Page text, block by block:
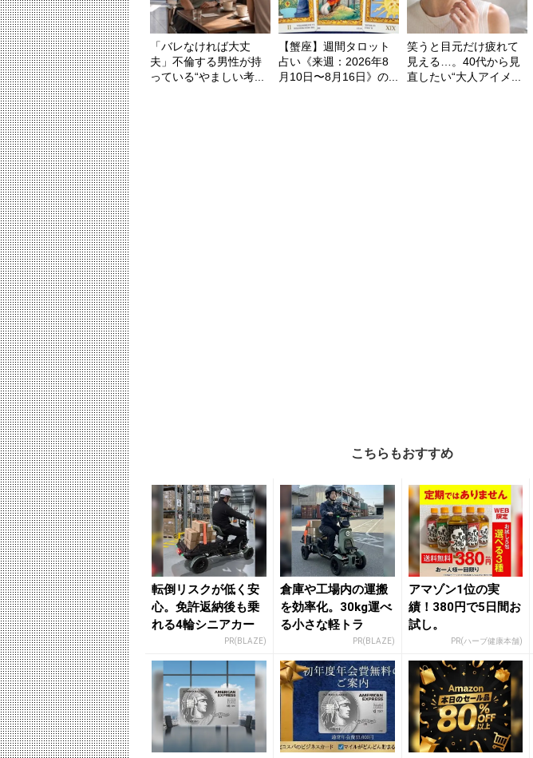
「バレなければ大丈
夫」不倫する男性が持
っている“やましい考...
【蟹座】週間タロット
占い《来週：2026年8
月10日〜8月16日》の...
笑うと目元だけ疲れて
見える…。40代から見
直したい“大人アイメ...
こちらもおすすめ
転倒リスクが低く安
心。免許返納後も乗
れる4輪シニアカー
PR(BLAZE)
倉庫や工場内の運搬
を効率化。30kg運べ
る小さな軽トラ
PR(BLAZE)
アマゾン1位の実
績！380円で5日間お
試し。
PR(ハーブ健康本舗)